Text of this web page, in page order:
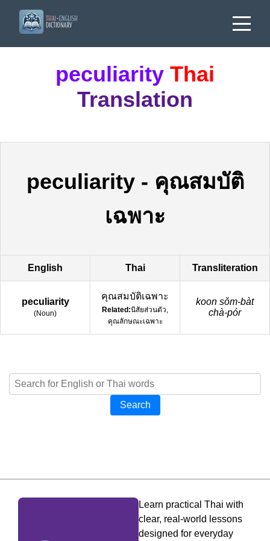
peculiarity Thai
Translation
peculiarity- คุณสมบัติ
เฉพาะ
English Thai Transliteration
peculiarity
(Noun)
คุณสมบัติเฉพาะ
Related:นิสัยส่วนตัว,
คุณลักษณะเฉพาะ
koon sǒm-bàt
chà-pór
Search
Learn practical Thai with
clear, real-world lessons
designed for everyday